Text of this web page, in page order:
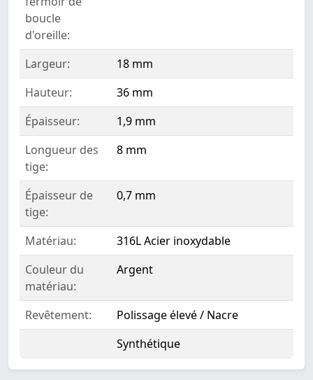
boucle
d'oreille:
Largeur:
18 mm
Hauteur:
36 mm
Épaisseur:
1,9 mm
Longueur des
tige:
8 mm
Épaisseur de
tige:
0,7 mm
Matériau:
316L Acier inoxydable
Couleur du
matériau:
Argent
Revêtement:
Polissage élevé / Nacre
Synthétique